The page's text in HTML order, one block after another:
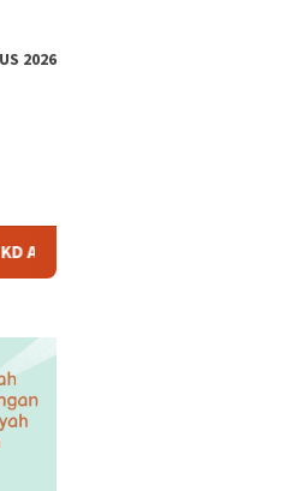
2026
Pastikan Transparan dan